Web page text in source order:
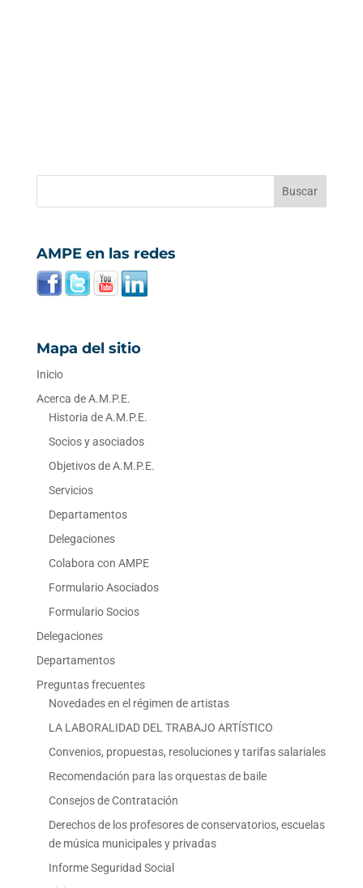
AMPE en las redes
Mapa del sitio
Inicio
Acerca de A.M.P.E.
Historia de A.M.P.E.
Socios y asociados
Objetivos de A.M.P.E.
Servicios
Departamentos
Delegaciones
Colabora con AMPE
Formulario Asociados
Formulario Socios
Delegaciones
Departamentos
Preguntas frecuentes
Novedades en el régimen de artistas
LA LABORALIDAD DEL TRABAJO ARTÍSTICO
Convenios, propuestas, resoluciones y tarifas salariales
Recomendación para las orquestas de baile
Consejos de Contratación
Derechos de los profesores de conservatorios, escuelas
de música municipales y privadas
Informe Seguridad Social